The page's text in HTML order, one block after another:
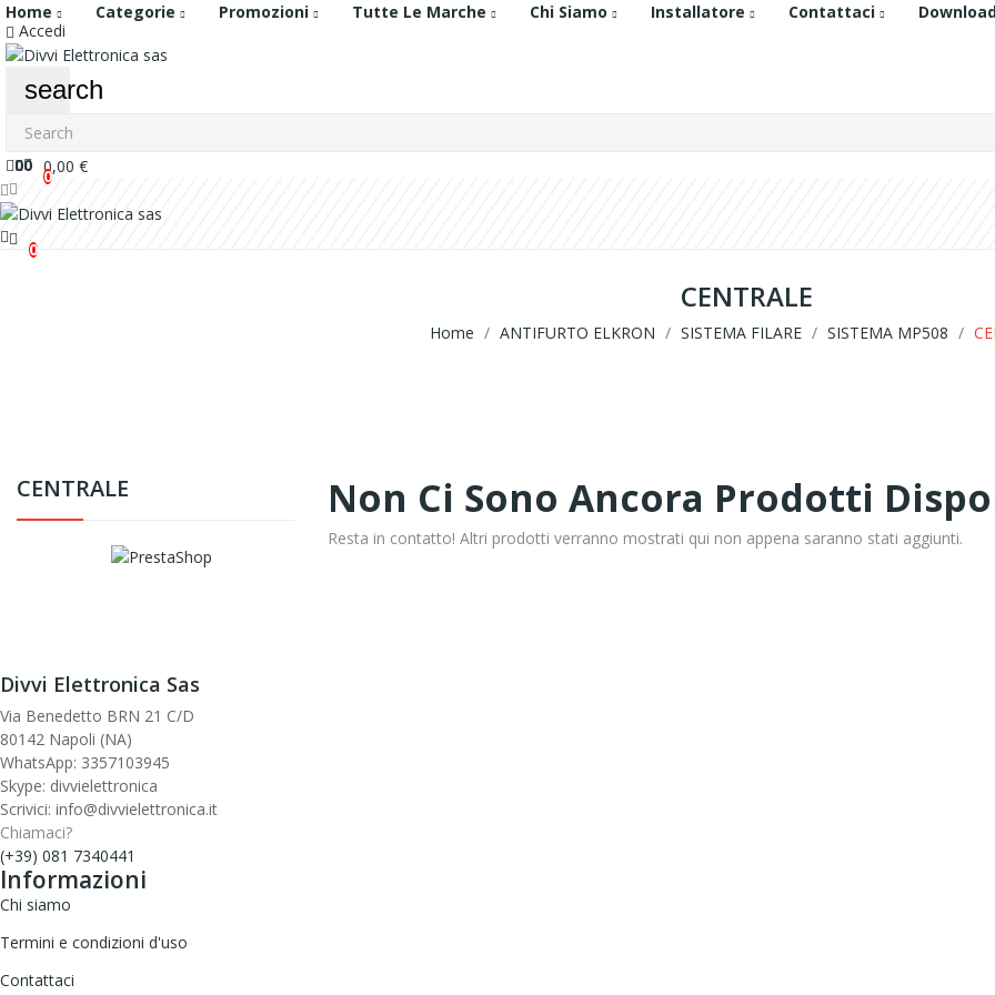
Home Categorie Promozioni Tutte Le Marche Chi Siamo Installatore Contattaci
Accedi
search
00 0,00 €
0
0
CENTRALE
Home ANTIFURTO ELKRON SISTEMA FILARE SISTEMA MP508
CENTRALE Non Ci Sono Ancora Prodotti
Resta in contatto! Altri prodotti verranno mostrati qui non appena saranno stati aggiunti.
Divvi Elettronica Sas
Via Benedetto BRN 21 C/D
80142 Napoli (NA)
WhatsApp: 3357103945
Skype: divvielettronica
Scrivici: info@divvielettronica.it
Chiamaci?
(+39) 081 7340441
Informazioni
Chi siamo
Termini e condizioni d'uso
Contattaci